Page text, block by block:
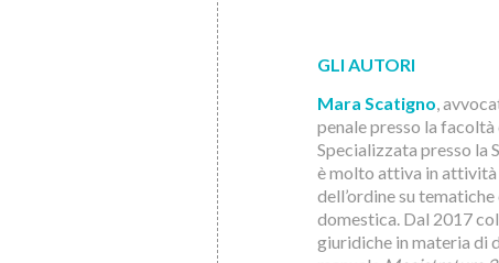
GLI AUTORI
Mara Scatigno ,
penale presso la
Specializzata presso la
è molto attiva in
dell’ordine su
domestica. Dal 2017
giuridiche in materia di